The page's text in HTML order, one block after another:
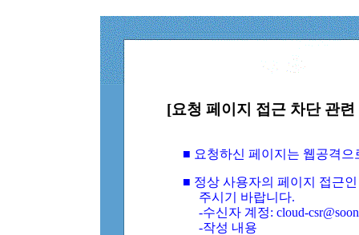
[요청 페이지 접근 차단 관
■ 요청하신 페이지는 웹공격
■ 정상 사용자의 페이지 접근
주시기 바랍니다.
-수신자 계정: cloud-
-작성 내용